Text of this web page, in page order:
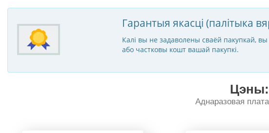
Гарантыя якасці (палітыка
Калі вы не задаволены сваёй пакупкай,
або частковы кошт вашай пакупкі.
Цэны:
Аднаразовая